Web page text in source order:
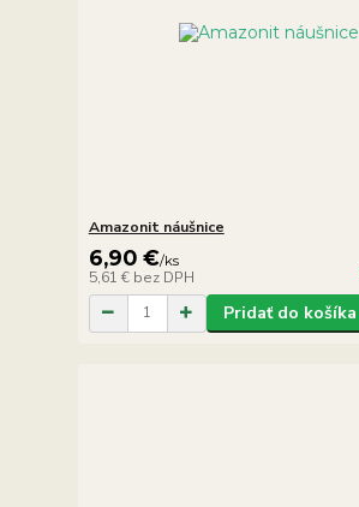
Amazonit náušnice
6,90 €/ks
5,61 € bez DPH
Pridať do košíka